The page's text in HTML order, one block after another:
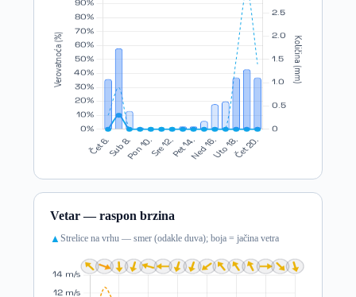
Vetar — raspon brzina
▲ Strelice na vrhu — smer (odakle duva); boja = jačina vetra